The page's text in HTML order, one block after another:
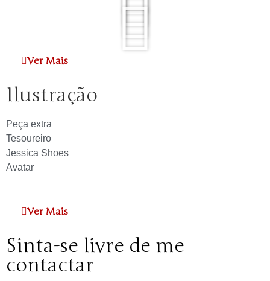
Ver Mais
Ilustração
Peça extra
Tesoureiro
Jessica Shoes
Avatar
Ver Mais
Sinta-se livre de me
contactar